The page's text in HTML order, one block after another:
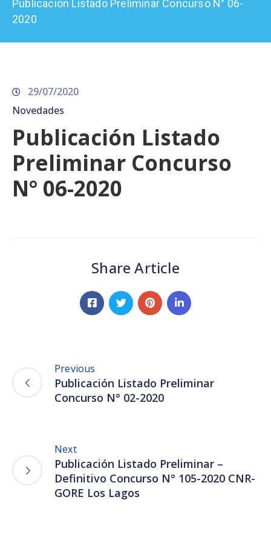
Prensa
Publicación Listado Preliminar Concurso N° 06-
2020
29/07/2020
Novedades
Publicación Listado
Preliminar Concurso
N° 06-2020
Share Article
Previous
Publicación Listado Preliminar
Concurso N° 02-2020
Next
Publicación Listado Preliminar –
Definitivo Concurso N° 105-2020 CNR-
GORE Los Lagos